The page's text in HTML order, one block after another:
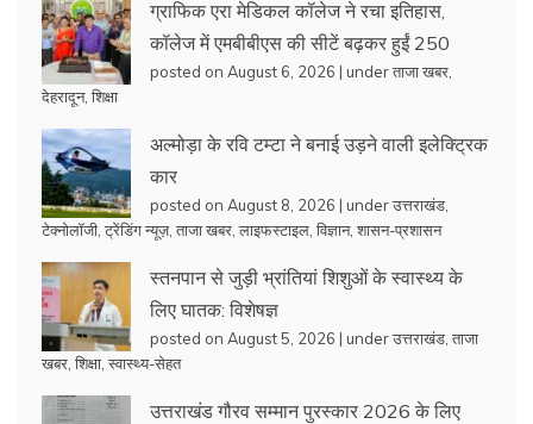
ग्राफिक एरा मेडिकल कॉलेज ने रचा इतिहास,
कॉलेज में एमबीबीएस की सीटें बढ़कर हुईं 250
posted on August 6, 2026 | underताजा खबर
देहरादून, शिक्षा
अल्मोड़ा के रवि टम्टा ने बनाई उड़ने वाली इलेक्ट्रिक
कार
posted on August 8, 2026 | underउत्तराखंड
टेक्नोलॉजी ट्रेंडिंग न्यूज़, ताजा खबर लाइफस्टाइल विज्ञान, शासन-प्रशासन
स्तनपान से जुड़ी भ्रांतियां शिशुओं के स्वास्थ्य के
लिए घातक: विशेषज्ञ
posted on August 5, 2026 | underउत्तराखंड ताजा
खबर शिक्षा स्वास्थ्य-सेहत
उत्तराखंड गौरव सम्मान पुरस्कार 2026 के लिए